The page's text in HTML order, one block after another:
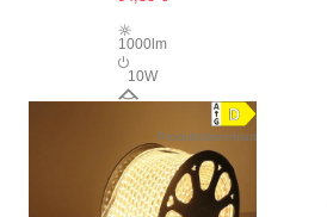
1000lm
10W
Produktdatenblatt